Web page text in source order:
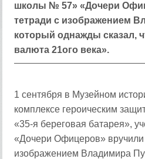
школы № 57» «Дочери
тетради с изображением
который однажды сказал,
валюта 21ого века».
1 сентября в Музейном
комплексе героическим
«35-я береговая батарея»,
«Дочери Офицеров» вручили
изображением Владимира